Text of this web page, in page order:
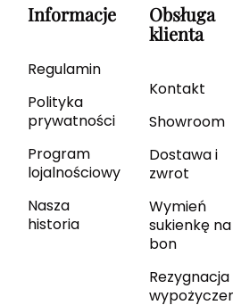
Informacje
Regulamin
Polityka
prywatności
Program
lojalnościowy
Nasza
historia
Obsługa
klienta
Kontakt
Showroom
Dostawa i
zwrot
Wymień
sukienkę na
bon
Rezygnacja